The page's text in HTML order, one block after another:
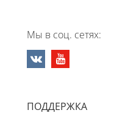
Мы в соц. сетях:
ПОДДЕРЖКА